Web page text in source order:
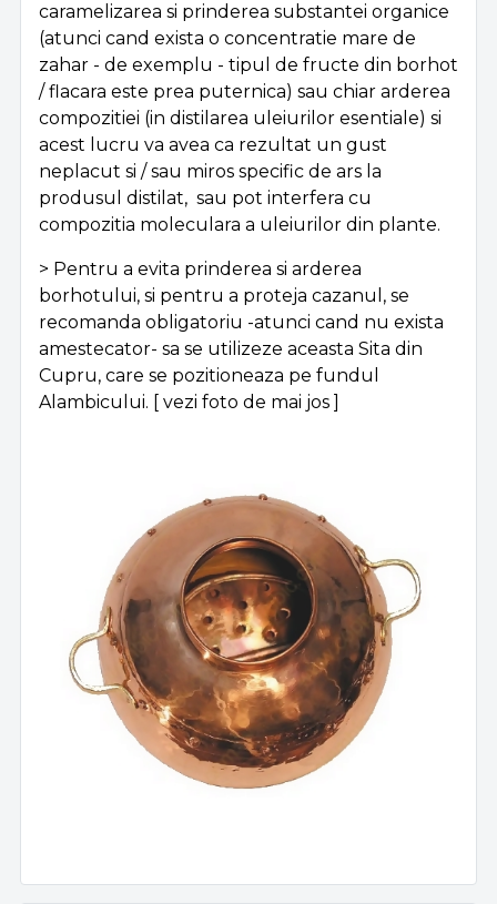
caramelizarea si prinderea substantei organice
(atunci cand exista o concentratie mare de
zahar - de exemplu - tipul de fructe din borhot
/ flacara este prea puternica) sau chiar arderea
compozitiei (in distilarea uleiurilor esentiale) si
acest lucru va avea ca rezultat un gust
neplacut si / sau miros specific de ars la
produsul distilat, sau pot interfera cu
compozitia moleculara a uleiurilor din plante.
> Pentru a evita prinderea si arderea
borhotului, si pentru a proteja cazanul, se
recomanda obligatoriu -atunci cand nu exista
amestecator- sa se utilizeze aceasta Sita din
Cupru, care se pozitioneaza pe fundul
Alambicului. [ vezi foto de mai jos ]